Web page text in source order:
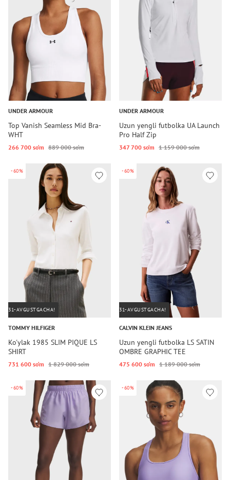
UNDER ARMOUR
Top Vanish Seamless Mid Bra-
WHT
266 700 so‘m 889 000 so‘m
UNDER ARMOUR
Uzun yengli futbolka UA Launch
Pro Half Zip
347 700 so‘m 1 159 000 so‘m
-60%
31-AVGUSTGACHA!
TOMMY HILFIGER
Ko'ylak 1985 SLIM PIQUE LS
SHIRT
731 600 so‘m 1 829 000 so‘m
-60%
31-AVGUSTGACHA!
CALVIN KLEIN JEANS
Uzun yengli futbolka LS SATIN
OMBRE GRAPHIC TEE
475 600 so‘m 1 189 000 so‘m
-60% -60%